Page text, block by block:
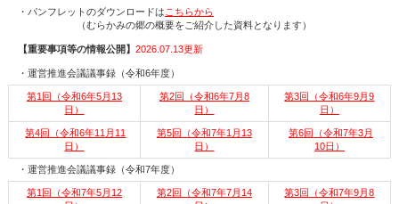
・パンフレットのダウンロードは こちらから
（むらかみの郷の概要をご紹介した資料となります）
【重要事項等の情報公開】 2026.07.13更新
・運営推進会議議事録（令和6年度）
第1回（令和6年5月13
日）
第2回（令和6年7月8
日）
第3回（令和6年9月9
日）
第4回（令和6年11月11
日）
第5回（令和7年1月13
日）
第6回（令和7年3月
10日）
・運営推進会議議事録（令和7年度）
第1回（令和7年5月12
第2回（令和7年7月14
第3回（令和7年9月8